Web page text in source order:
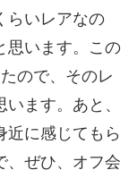
らいレアなの
思います。この
ので、そのレ
ます。あと、
近に感じてもら
、ぜひ、オフ会